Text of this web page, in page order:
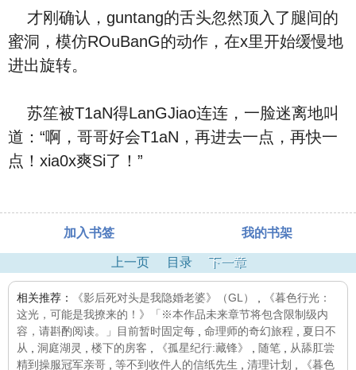
才刚确认，guntang的舌头忽然顶入了腿间的
蜜洞，模仿ROuBanG的动作，在x里开始缓慢地
进出旋转。
苏笙被T1aN得LanGJiao连连，一脸迷离地叫
道：“啊，哥哥好会T1aN，再进去一点，再快一
点！xia0x爽Si了！”
加入书签 我的书架
上一页 目录 下一章
相关推荐： 《影后死对头是我隐婚老婆》（GL）
《暮色行光：
这光，可能是我撩来的！》「※本作品未来章节将包含限制级内
容，请斟酌阅读。」目前暂时固定每
命理师的奇幻旅程
夏日不
从
洞庭湖灵 楼下的房客 《孤星纪行:藏锋》 随笔
从舔肛尝
精到操服冠军亲哥
等不到收件人的信纸先生 清理计划 《暮色